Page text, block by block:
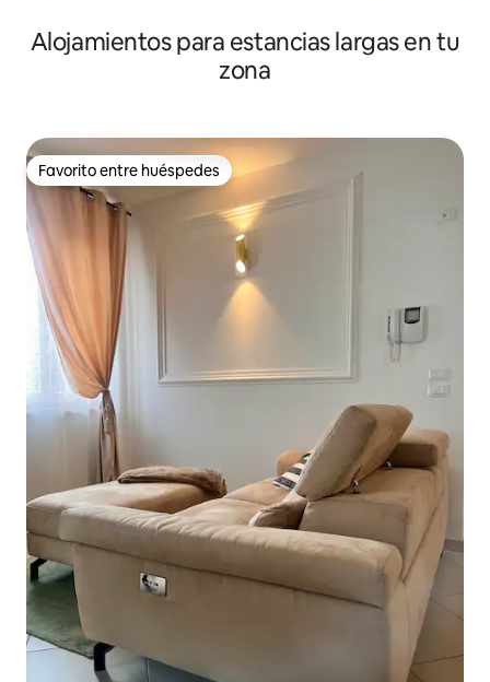
Alojamientos para estancias largas en tu
zona
Favorito entre huéspedes
Favorito entre huéspedes